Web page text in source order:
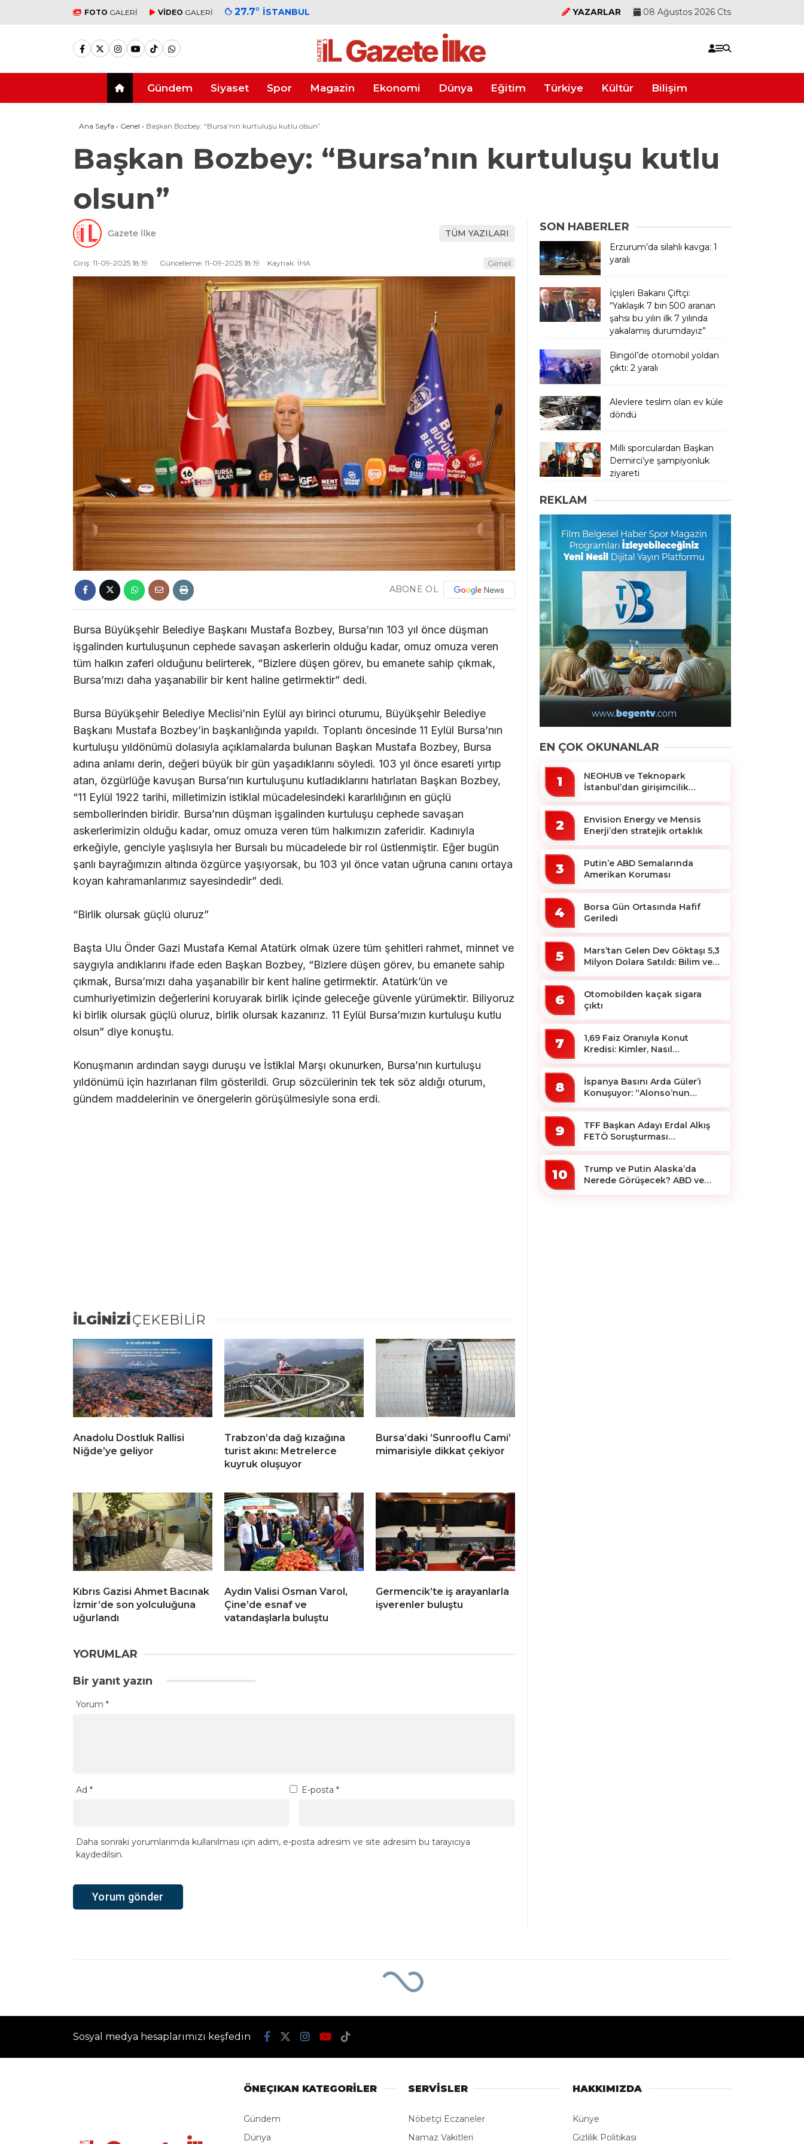
FOTO GALERİ VİDEO GALERİ 27.7° İSTANBUL YAZARLAR 08 Ağustos 2026 Cts
Gündem Siyaset Spor Magazin Ekonomi Dünya Eğitim Türkiye Kültür Bilişim
Ana Sayfa › Genel › Başkan Bozbey: “Bursa’nın kurtuluşu kutlu olsun”
Başkan Bozbey: “Bursa’nın kurtuluşu kutlu
olsun”
Gazete İlke TÜM YAZILARI
Giriş: 11-09-2025 18:19 Güncelleme: 11-09-2025 18:19 Kaynak: İHA Genel
ABONE OL
Bursa Büyükşehir Belediye Başkanı Mustafa Bozbey, Bursa’nın 103 yıl önce düşman
işgalinden kurtuluşunun cephede savaşan askerlerin olduğu kadar, omuz omuza veren
tüm halkın zaferi olduğunu belirterek, “Bizlere düşen görev, bu emanete sahip çıkmak,
Bursa’mızı daha yaşanabilir bir kent haline getirmektir” dedi.
Bursa Büyükşehir Belediye Meclisi’nin Eylül ayı birinci oturumu, Büyükşehir Belediye
Başkanı Mustafa Bozbey’in başkanlığında yapıldı. Toplantı öncesinde 11 Eylül Bursa’nın
kurtuluşu yıldönümü dolasıyla açıklamalarda bulunan Başkan Mustafa Bozbey, Bursa
adına anlamı derin, değeri büyük bir gün yaşadıklarını söyledi. 103 yıl önce esareti yırtıp
atan, özgürlüğe kavuşan Bursa’nın kurtuluşunu kutladıklarını hatırlatan Başkan Bozbey,
“11 Eylül 1922 tarihi, milletimizin istiklal mücadelesindeki kararlılığının en güçlü
sembollerinden biridir. Bursa’nın düşman işgalinden kurtuluşu cephede savaşan
askerlerimizin olduğu kadar, omuz omuza veren tüm halkımızın zaferidir. Kadınıyla
erkeğiyle, genciyle yaşlısıyla her Bursalı bu mücadelede bir rol üstlenmiştir. Eğer bugün
şanlı bayrağımızın altında özgürce yaşıyorsak, bu 103 yıl önce vatan uğruna canını ortaya
koyan kahramanlarımız sayesindedir” dedi.
“Birlik olursak güçlü oluruz”
Başta Ulu Önder Gazi Mustafa Kemal Atatürk olmak üzere tüm şehitleri rahmet, minnet ve
saygıyla andıklarını ifade eden Başkan Bozbey, “Bizlere düşen görev, bu emanete sahip
çıkmak, Bursa’mızı daha yaşanabilir bir kent haline getirmektir. Atatürk’ün ve
cumhuriyetimizin değerlerini koruyarak birlik içinde geleceğe güvenle yürümektir. Biliyoruz
ki birlik olursak güçlü oluruz, birlik olursak kazanırız. 11 Eylül Bursa’mızın kurtuluşu kutlu
olsun” diye konuştu.
Konuşmanın ardından saygı duruşu ve İstiklal Marşı okunurken, Bursa’nın kurtuluşu
yıldönümü için hazırlanan film gösterildi. Grup sözcülerinin tek tek söz aldığı oturum,
gündem maddelerinin ve önergelerin görüşülmesiyle sona erdi.
İLGİNİZİÇEKEBİLİR
Anadolu Dostluk Rallisi
Niğde’ye geliyor
Trabzon’da dağ kızağına
turist akını: Metrelerce
kuyruk oluşuyor
Bursa’daki ’Sunrooflu Cami’
mimarisiyle dikkat çekiyor
Kıbrıs Gazisi Ahmet Bacınak
İzmir’de son yolculuğuna
uğurlandı
Aydın Valisi Osman Varol,
Çine’de esnaf ve
vatandaşlarla buluştu
Germencik’te iş arayanlarla
işverenler buluştu
YORUMLAR
Bir yanıt yazın
Yorum *
Ad * E-posta *
Daha sonraki yorumlarımda kullanılması için adım, e-posta adresim ve site adresim bu tarayıcıya
kaydedilsin.
SON HABERLER
Erzurum’da silahlı kavga: 1
yaralı
İçişleri Bakanı Çiftçi:
“Yaklaşık 7 bin 500 aranan
şahsı bu yılın ilk 7 yılında
yakalamış durumdayız”
Bingöl’de otomobil yoldan
çıktı: 2 yaralı
Alevlere teslim olan ev küle
döndü
Milli sporculardan Başkan
Demirci’ye şampiyonluk
ziyareti
REKLAM
EN ÇOK OKUNANLAR
1
NEOHUB ve Teknopark
İstanbul’dan girişimcilik
2
Envision Energy ve Mensis
Enerji’den stratejik ortaklık
3
Putin’e ABD Semalarında
Amerikan Koruması
4
Borsa Gün Ortasında Hafif
Geriledi
5
Mars’tan Gelen Dev Göktaşı 5,3
Milyon Dolara Satıldı: Bilim ve
6
Otomobilden kaçak sigara
çıktı
7
1,69 Faiz Oranıyla Konut
Kredisi: Kimler, Nasıl
8
İspanya Basını Arda Güler’i
Konuşuyor: “Alonso’nun
9
TFF Başkan Adayı Erdal Alkış
FETÖ Soruşturması
10
Trump ve Putin Alaska’da
Nerede Görüşecek? ABD ve
Sosyal medya hesaplarımızı keşfedin
ÖNEÇIKAN KATEGORİLER
Gündem
Dünya
SERVİSLER
Nöbetçi Eczaneler
Namaz Vakitleri
HAKKIMIZDA
Künye
Gizlilik Politikası